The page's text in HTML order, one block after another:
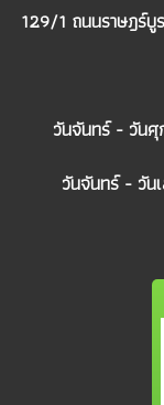
129/1 ถนนราษฎร์
วันจันทร์ - วันศุ
วันจันทร์ - วัน